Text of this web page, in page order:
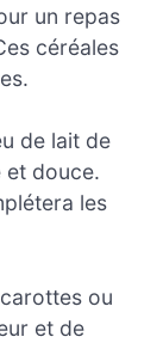
un repas
céréales
de lait de
et douce.
les
ou
et de